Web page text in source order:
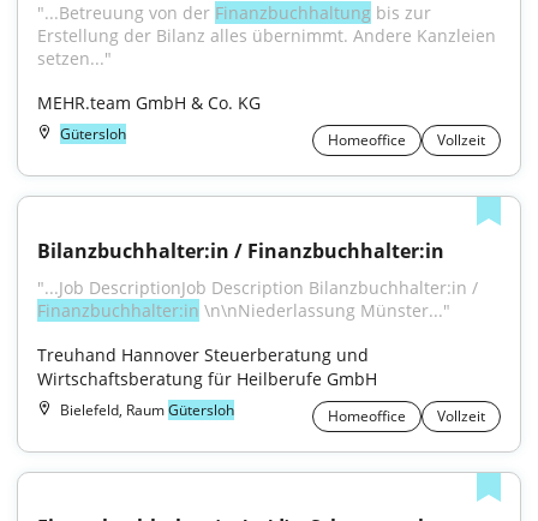
"...Betreuung von der Finanzbuchhaltung bis zur
Erstellung der Bilanz alles übernimmt. Andere Kanzleien
setzen..."
MEHR.team GmbH & Co. KG
Gütersloh Homeoffice Vollzeit
Bilanzbuchhalter:in / Finanzbuchhalter:in
Finanzbuchhalter:in \n\nNiederlassung Münster..."
Treuhand Hannover Steuerberatung und
Wirtschaftsberatung für Heilberufe GmbH
Bielefeld, RaumGütersloh Homeoffice Vollzeit